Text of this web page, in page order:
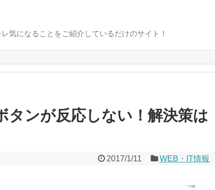
気になることをご紹介しているだけのサイト！
タンが反応しない！解決策は
2017/1/11 WEB・IT情報